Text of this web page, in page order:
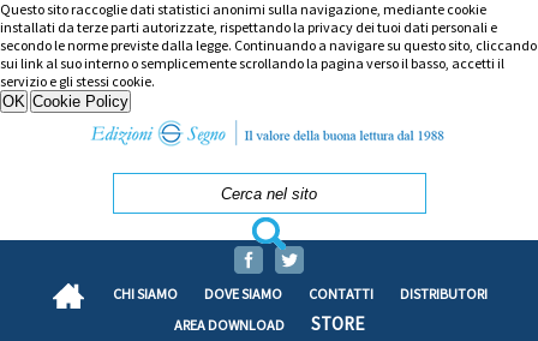
Questo sito raccoglie dati statistici anonimi sulla navigazione, mediante cookie
installati da terze parti autorizzate, rispettando la privacy dei tuoi dati personali e
secondo le norme previste dalla legge. Continuando a navigare su questo sito, cliccando
sui link al suo interno o semplicemente scrollando la pagina verso il basso, accetti il
servizio e gli stessi cookie.
CHI SIAMO DOVE SIAMO CONTATTI
DISTRIBUTORI
AREA DOWNLOAD
STORE